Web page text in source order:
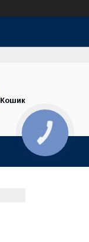
Кошик
КНОПКА
ЗВ'ЯЗКУ